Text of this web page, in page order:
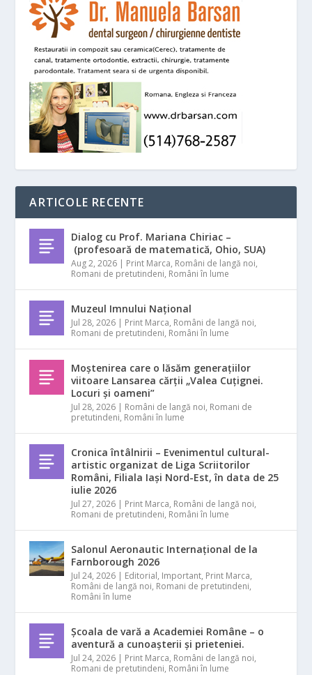
ARTICOLE RECENTE
Dialog cu Prof. Mariana Chiriac –
(profesoară de matematică, Ohio, SUA)
Aug 2, 2026 | Print Marca, Români de langă noi,
Romani de pretutindeni, Români în lume
Muzeul Imnului Național
Jul 28, 2026 | Print Marca, Români de langă noi,
Romani de pretutindeni, Români în lume
Moștenirea care o lăsăm generațiilor
viitoare Lansarea cărții „Valea Cuțignei.
Locuri și oameni”
Jul 28, 2026 | Români de langă noi, Romani de
pretutindeni, Români în lume
Cronica întâlnirii – Evenimentul cultural-
artistic organizat de Liga Scriitorilor
Români, Filiala Iași Nord-Est, în data de 25
iulie 2026
Jul 27, 2026 | Print Marca, Români de langă noi,
Romani de pretutindeni, Români în lume
Salonul Aeronautic Internațional de la
Farnborough 2026
Jul 24, 2026 | Editorial, Important, Print Marca,
Români de langă noi, Romani de pretutindeni,
Români în lume
Școala de vară a Academiei Române – o
aventură a cunoașterii și prieteniei.
Jul 24, 2026 | Print Marca, Români de langă noi,
Romani de pretutindeni, Români în lume